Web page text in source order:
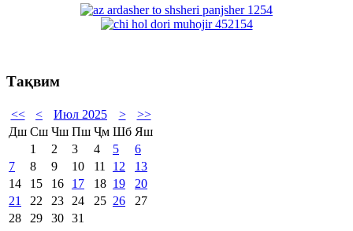
Тақвим
<< < Июл 2025 >
>>
Дш Сш Чш Пш Ҷм Шб Яш
1
2 3 4 5
6
7
8 9 10 11 12
13
14
15 16 17 18 19
20
21
22 23 24 25 26
27
28
29 30 31